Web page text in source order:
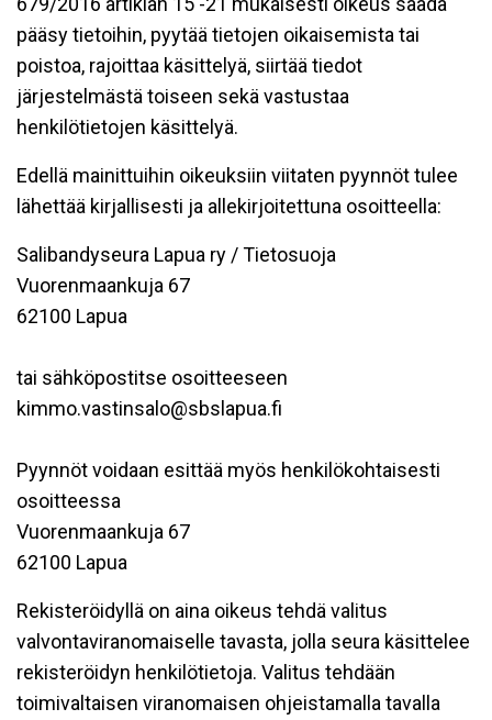
pääsy tietoihin, pyytää tietojen oikaisemista tai
poistoa, rajoittaa käsittelyä, siirtää tiedot
järjestelmästä toiseen sekä vastustaa
henkilötietojen käsittelyä.
Edellä mainittuihin oikeuksiin viitaten pyynnöt tulee
lähettää kirjallisesti ja allekirjoitettuna osoitteella:
Salibandyseura Lapua ry / Tietosuoja
Vuorenmaankuja 67
62100 Lapua
tai sähköpostitse osoitteeseen
kimmo.vastinsalo@sbslapua.fi
Pyynnöt voidaan esittää myös henkilökohtaisesti
osoitteessa
Vuorenmaankuja 67
62100 Lapua
Rekisteröidyllä on aina oikeus tehdä valitus
valvontaviranomaiselle tavasta, jolla seura käsittelee
rekisteröidyn henkilötietoja. Valitus tehdään
toimivaltaisen viranomaisen ohjeistamalla tavalla